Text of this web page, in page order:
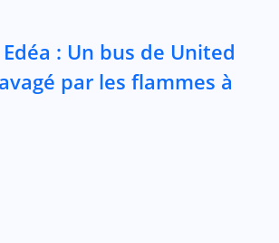
: Un bus de United
par les flammes à